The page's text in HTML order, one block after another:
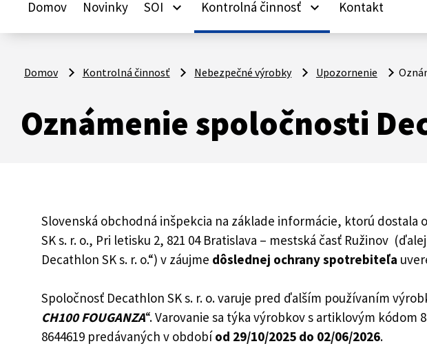
Domov Novinky SOI keyboard_arrow_down Kontrolná činnosť keyboard_arrow_down Kontakt
Domov Kontrolná činnosť Nebezpečné výrobky Upozornenie
Oznámenie spoločnosti
Slovenská obchodná inšpekcia na základe informácie, ktorú dostala
SK s. r. o., Pri letisku 2, 821 04 Bratislava – mestská časť Ružinov
Decathlon SK s. r. o.“) v záujme dôslednej ochrany spotrebiteľa
Spoločnosť Decathlon SK s. r. o. varuje pred ďalším používaním
CH100 FOUGANZA“. Varovanie sa týka výrobkov s artiklovým kódom
8644619 predávaných v obdobíod 29/10/2025 do 02/06/2026.